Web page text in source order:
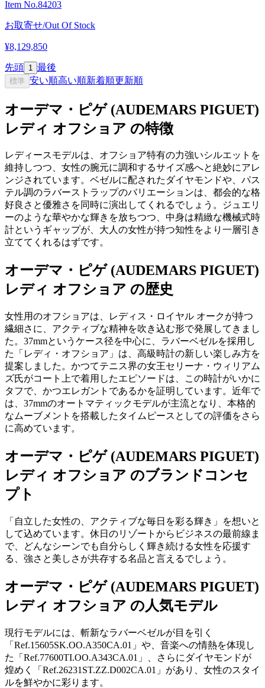
Item No.84203
お取寄せ/Out Of Stock
¥8,129,850
先頭 1 最後
標準 安い順高い順新着順更新順
オーデマ・ピゲ (AUDEMARS PIGUET)
レディ オフショア の特徴
レディースモデルは、オフショア特有の力強いシルエットを
維持しつつ、女性の腕元に調和するサイズ感へと絶妙にアレ
ンジされています。ベゼルに配されたダイヤモンドや、パス
テル調のラバーストラップのバリエーションは、都会的な格
好良さと優雅さを同時に演出してくれるでしょう。ジュエリ
ーのような華やかな輝きを放ちつつ、中身は精緻な機械式時
計というギャップが、大人の女性が持つ知性をより一層引き
立ててくれるはずです。
オーデマ・ピゲ (AUDEMARS PIGUET)
レディ オフショア の歴史
女性用のオフショアは、レディス・ロイヤル オークが持つ
繊細さに、アクティブな精神を吹き込む形で発展してきまし
た。37mmというケース径を中心に、ラバーベゼルを採用し
た「レディ・オフショア」は、高級時計の新しい楽しみ方を
提案しました。かつてテニス界の女王セリーナ・ウィリアム
ズ氏がコート上で着用したエピソードは、この時計がいかに
タフで、かつエレガントであるかを証明しています。近年で
は、37mmのオートマティックモデルが主流となり、本格的
なムーブメントを搭載したタイムピースとしての評価をさら
に高めています。
オーデマ・ピゲ (AUDEMARS PIGUET)
レディ オフショア のブランドコンセ
プト
「自立した女性の、アクティブな毎日を彩る輝き」を想いと
して込めています。休日のリゾートからビジネスの最前線ま
で、どんなシーンでも自分らしく輝き続ける女性を応援す
る、強さと美しさが共存する名品と言えるでしょう。
オーデマ・ピゲ (AUDEMARS PIGUET)
レディ オフショア の人気モデル
現行モデルには、斬新なラバーベゼルが目を引く
「Ref.15605SK.OO.A350CA.01」や、音楽への情熱を体現し
た「Ref.77600TI.OO.A343CA.01」、さらにダイヤモンドが
煌めく「Ref.26231ST.ZZ.D002CA.01」があり、女性のスタイ
ルを鮮やかに彩ります。